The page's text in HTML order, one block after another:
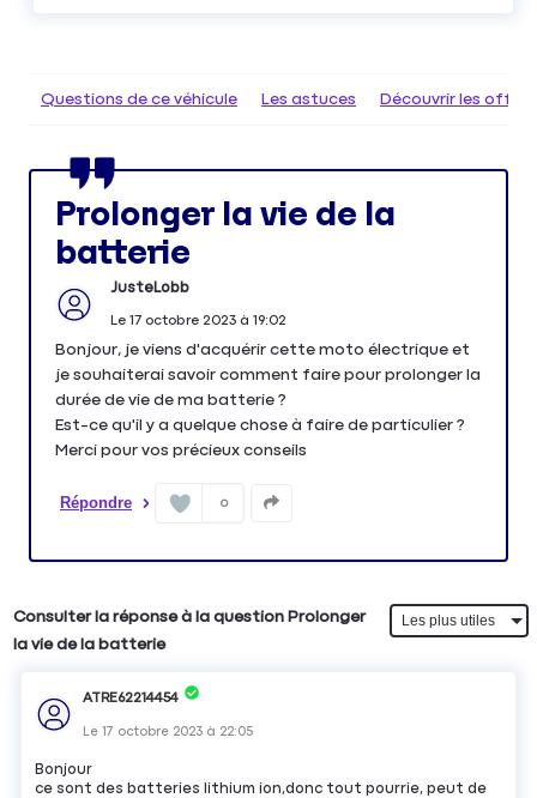
Questions de ce véhicule Les astuces Découvrir les
Prolonger la vie de la
batterie
JusteLobb
Le 17 octobre 2023à 19:02
Bonjour, je viens d'acquérir cette moto électrique et
je souhaiterai savoir comment faire pour prolonger la
durée de vie de ma batterie ?
Est-ce qu'il y a quelque chose à faire de particulier ?
Merci pour vos précieux conseils
Répondre 0
Consulter la réponse à la question Prolonger
la vie de la batterie
ATRE62214454
Le17 octobre 2023 à 22:05
Bonjour
ce sont des batteries lithium ion,donc tout pourrie, peut de